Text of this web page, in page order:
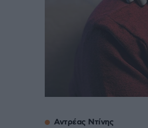
Αντρέας Ντίνης